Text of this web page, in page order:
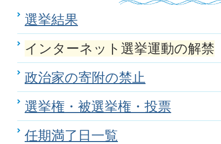
選挙結果
インターネット選挙運動の解禁
政治家の寄附の禁止
選挙権・被選挙権・投票
任期満了日一覧